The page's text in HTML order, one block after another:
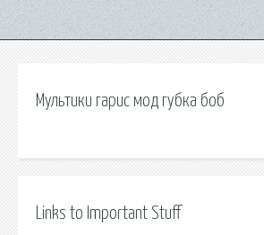
Мультики гарис мод губка боб
Links to Important Stuff